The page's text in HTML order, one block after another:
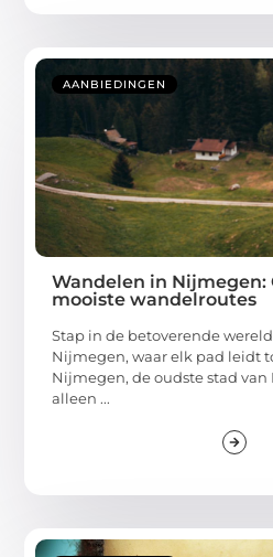
AANBIEDINGEN
Wandelen in Nijmegen:
mooiste wandelroutes
Stap in de betoverende
Nijmegen, waar elk pad leidt
Nijmegen, de oudste stad
alleen ...